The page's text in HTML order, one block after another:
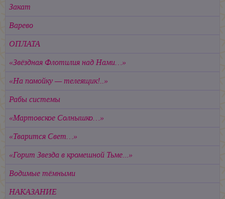
Закат
Варево
ОПЛАТА
«Звёздная Флотилия над Нами…»
«На помойку — телеящик!..»
Рабы системы
«Мартовское Солнышко…»
«Тварится Свет…»
«Горит Звезда в кромешной Тьме...»
Водимые тёмными
НАКАЗАНИЕ